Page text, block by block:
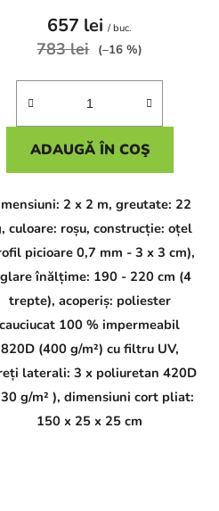
657 lei/ buc.
783 lei (–16 %)
ADAUGĂ ÎN COŞ
2 x 2 m, greutate: 22
culoare: roșu, construcție: oțel
picioare 0,7 mm - 3 x 3 cm),
înălțime: 190 - 220 cm (4
trepte), acoperiș: poliester
cauciucat 100 % impermeabil
820D (400 g/m²) cu filtru UV,
laterali: 3 x poliuretan 420D
g/m² ), dimensiuni cort pliat:
150 x 25 x 25 cm